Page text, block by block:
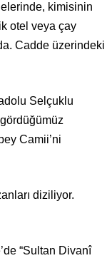
kimisinin
otel veya çay
Cadde üzerindeki
Selçuklu
gördüğümüz
Camii’ni
diziliyor.
“Sultan Divanî